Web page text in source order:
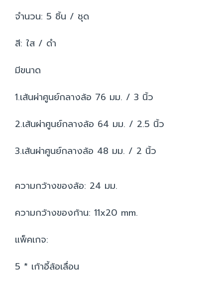
จำนวน: 5 ชิ้น / ชุด
สี: ใส / ดำ
มีขนาด
1.เส้นผ่าศูนย์กลางล้อ 76 มม. / 3 นิ้ว
2.เส้นผ่าศูนย์กลางล้อ 64 มม. / 2.5 นิ้ว
3.เส้นผ่าศูนย์กลางล้อ 48 มม. / 2 นิ้ว
ความกว้างของล้อ: 24 มม.
ความกว้างของก้าน: 11x20 mm.
แพ็คเกจ:
5 * เก้าอี้ล้อเลื่อน